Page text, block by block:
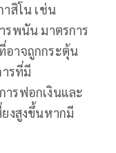
สิโน เช่น
รพนัน มาตรการ
าจถูกกระตุ้น
รที่มี
รฟอกเงินและ
งสูงขึ้นหากมี